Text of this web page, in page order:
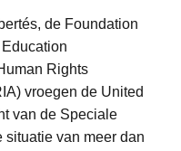
de Foundation
Rights
vroegen de United
van de Speciale
situatie van meer dan